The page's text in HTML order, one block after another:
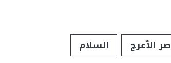
الأعرج السلام